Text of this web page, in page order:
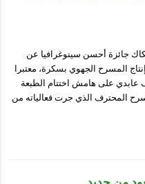
جائزة أحسن سينوغرافيا عن
المسرح الجهوي بسكرة، معتبرا
عابدي على هامش اختتام الطبعة
المحترف الذي جرت فعالياته من